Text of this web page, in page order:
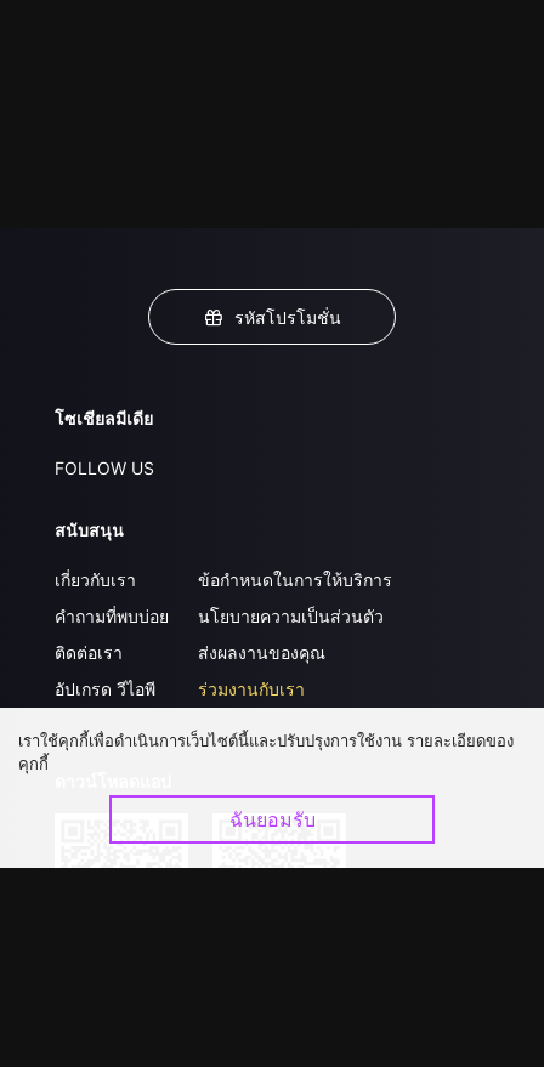
รหัสโปรโมชั่น
โซเชียลมีเดีย
FOLLOW US
สนับสนุน
เกี่ยวกับเรา
คำถามที่พบบ่อย
ติดต่อเรา
อัปเกรด วีไอพี
ข้อกำหนดในการให้บริการ
นโยบายความเป็นส่วนตัว
ส่งผลงานของคุณ
ร่วมงานกับเรา
เราใช้คุกกี้เพื่อดำเนินการเว็บไซต์นี้และปรับปรุงการใช้งาน รายละเอียดของ
คุกกี้
ฉันยอมรับ